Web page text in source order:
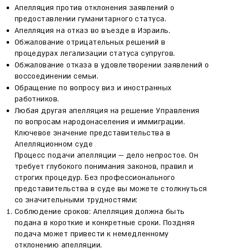
Апелляция против отклонения заявлений о
предоставлении гуманитарного статуса.
Апелляция на отказ во въезде в Израиль.
Обжалование отрицательных решений в
процедурах легализации статуса супругов.
Обжалование отказа в удовлетворении заявлений о
воссоединении семьи.
Обращение по вопросу виз и иностранных
работников.
Любая другая апелляция на решение Управления
по вопросам народонаселения и иммиграции.
Ключевое значение представительства в
Апелляционном суде
Процесс подачи апелляции — дело непростое. Он
требует глубокого понимания законов, правил и
строгих процедур. Без профессионального
представительства в суде вы можете столкнуться
со значительными трудностями:
Соблюдение сроков: Апелляция должна быть
подана в короткие и конкретные сроки. Поздняя
подача может привести к немедленному
отклонению апелляции.